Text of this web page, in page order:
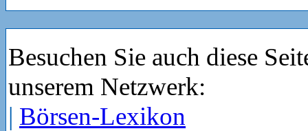
Besuchen Sie auch diese
unserem Netzwerk:
| Börsen-Lexikon